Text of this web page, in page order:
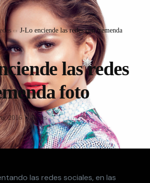
J-Lo enciende las redes con tremenda
las redes
foto
2016 Redes
las redes sociales, en las